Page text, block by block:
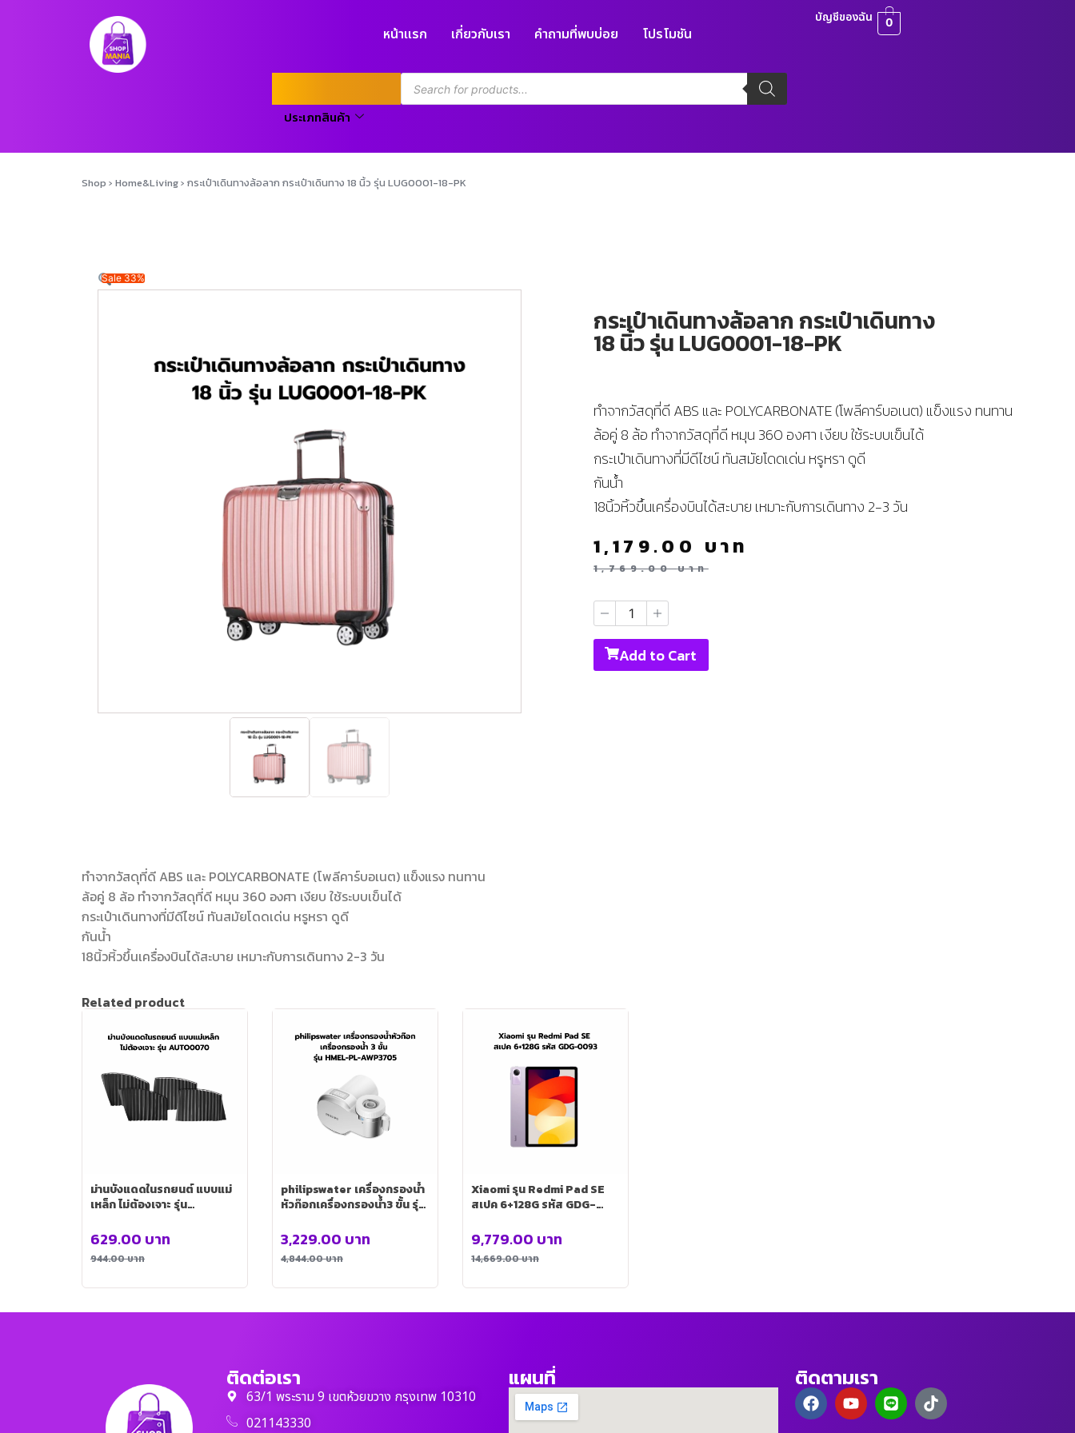
หน้าแรก เกี่ยวกับเรา คำถามที่พบบ่อย โปรโมชัน
ประเภทสินค้า
บัญชีของฉัน 0
Shop › Home&Living› กระเป๋าเดินทางล้อลาก กระเป๋าเดินทาง 18 นิ้ว รุ่น LUG0001-18-PK
Sale 33%
กระเป๋าเดินทางล้อลาก กระเป๋าเดินทาง
18 นิ้ว รุ่น LUG0001-18-PK
ทำจากวัสดุที่ดี ABS และ POLYCARBONATE (โพลีคาร์บอเนต) แข็งแรง ทนทาน
ล้อคู่ 8 ล้อ ทำจากวัสดุที่ดี หมุน 360 องศา เงียบ ใช้ระบบเข็นได้
กระเป๋าเดินทางที่มีดีไซน์ ทันสมัยโดดเด่น หรูหรา ดูดี
กันน้ำ
18นิ้วหิ้วขึ้นเครื่องบินได้สะบาย เหมาะกับการเดินทาง 2-3 วัน
1,769.00บาท
1,179.00 บาท
Add to Cart
ทำจากวัสดุที่ดี ABS และ POLYCARBONATE (โพลีคาร์บอเนต) แข็งแรง ทนทาน
ล้อคู่ 8 ล้อ ทำจากวัสดุที่ดี หมุน 360 องศา เงียบ ใช้ระบบเข็นได้
กระเป๋าเดินทางที่มีดีไซน์ ทันสมัยโดดเด่น หรูหรา ดูดี
กันน้ำ
18นิ้วหิ้วขึ้นเครื่องบินได้สะบาย เหมาะกับการเดินทาง 2-3 วัน
Related product
ม่านบังแดดในรถยนต์ แบบแม่
เหล็ก ไม่ต้องเจาะ รุ่น
944.00บาท
629.00 บาท
philipswater เครื่องกรองน้ํา
หัวก๊อกเครื่องกรองน้ํา3 ขั้น รุ่น
4,844.00บาท
3,229.00 บาท
Xiaomi รุน Redmi Pad SE
สเปค 6+128G รหัส GDG-
14,669.00บาท
9,779.00 บาท
ติดต่อเรา
63/1 พระราม 9 เขตห้วยขวาง กรุงเทพ 10310
021143330
แผนที่ ติดตามเรา